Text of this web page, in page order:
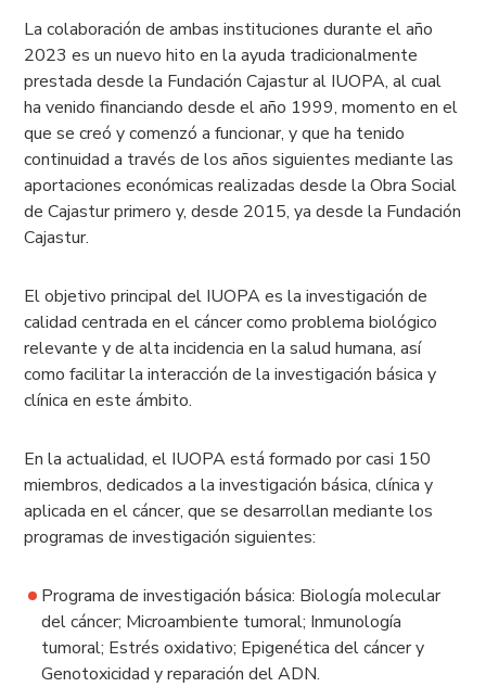
La colaboración de ambas instituciones durante el año
2023 es un nuevo hito en la ayuda tradicionalmente
prestada desde la Fundación Cajastur al IUOPA, al cual
ha venido financiando desde el año 1999, momento en el
que se creó y comenzó a funcionar, y que ha tenido
continuidad a través de los años siguientes mediante las
aportaciones económicas realizadas desde la Obra Social
de Cajastur primero y, desde 2015, ya desde la Fundación
Cajastur.
El objetivo principal del IUOPA es la investigación de
calidad centrada en el cáncer como problema biológico
relevante y de alta incidencia en la salud humana, así
como facilitar la interacción de la investigación básica y
clínica en este ámbito.
En la actualidad, el IUOPA está formado por casi 150
miembros, dedicados a la investigación básica, clínica y
aplicada en el cáncer, que se desarrollan mediante los
programas de investigación siguientes:
Programa de investigación básica: Biología molecular
del cáncer; Microambiente tumoral; Inmunología
tumoral; Estrés oxidativo; Epigenética del cáncer y
Genotoxicidad y reparación del ADN.